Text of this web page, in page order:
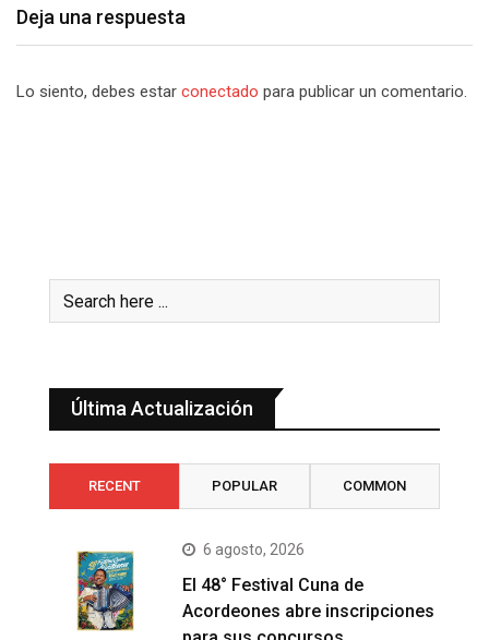
Deja una respuesta
Lo siento, debes estar conectado para publicar un comentario.
Última Actualización
RECENT POPULAR COMMON
6 agosto, 2026
El 48° Festival Cuna de
Acordeones abre inscripciones